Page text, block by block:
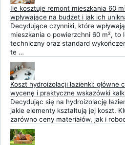
Ile kosztuje remont mieszkania 60
wpływające na budżet i jak ich
Decydujące czynniki, które
mieszkania o powierzchni 60 m², to
techniczny oraz standard
te …
Koszt hydroizolacji łazienki: główne
wycenę i praktyczne wskazówki
Decydując się na hydroizolację
jakie elementy kształtują jej koszt.
zarówno ceny materiałów, jak i